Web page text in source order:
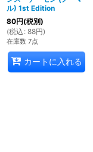
ル) 1st Edition
80円(税別)
(税込 : 88円)
在庫数 7点
カートに入れる